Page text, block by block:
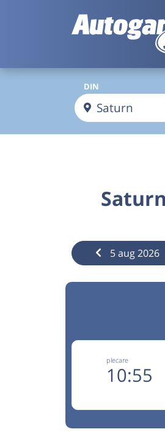
DIN
5 aug 2026
plecare
10:55
Mercado Sud